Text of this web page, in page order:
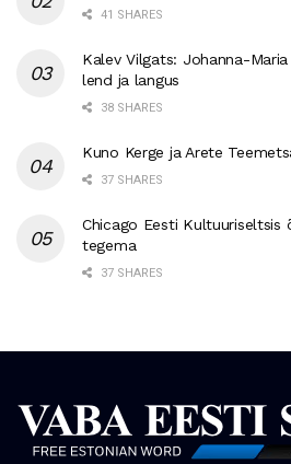
41 SHARES
Kalev Vilgats: Johanna-
lend ja langus
38 SHARES
Kuno Kerge ja Arete
37 SHARES
Chicago Eesti
tegema
37 SHARES